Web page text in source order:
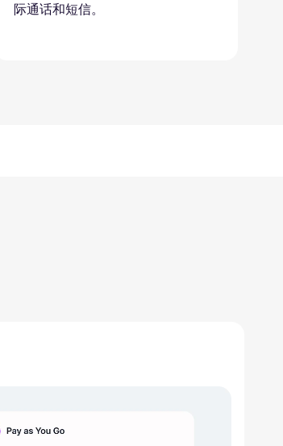
际通话和短信。